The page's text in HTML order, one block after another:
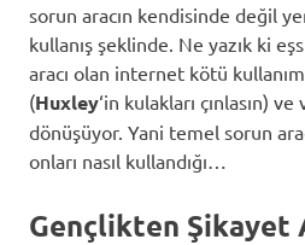
sorun aracın kendisinde değil
kullanış şeklinde. Ne yazık ki
aracı olan internet kötü
(Huxley‘in kulakları çınlasın)
dönüşüyor. Yani temel sorun
onları nasıl kullandığı…
Gençlikten Şikayet